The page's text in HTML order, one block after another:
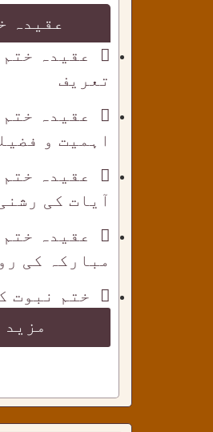
عقیدہ
عقیدہ
تعریف
عقیدہ
اہمیت و
عقیدہ
آیات کی
عقیدہ
مبارکہ کی
ختم نبوت